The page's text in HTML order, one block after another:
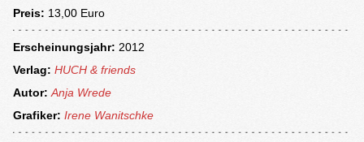
Preis: 13,00 Euro
Erscheinungsjahr: 2012
Verlag: HUCH & friends
Autor: Anja Wrede
Grafiker: Irene Wanitschke